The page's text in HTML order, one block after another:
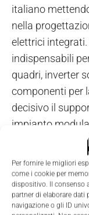
Per fornire le migliori
come i cookie per
dispositivo. Il consenso
partner di elaborare
navigazione o gli ID
italiano
nella
elettrici
indispensabili
quadri, inverter
componenti per
decisivo il
impianto
Infatti, la casa
essere
rispondere ad
terremoto.